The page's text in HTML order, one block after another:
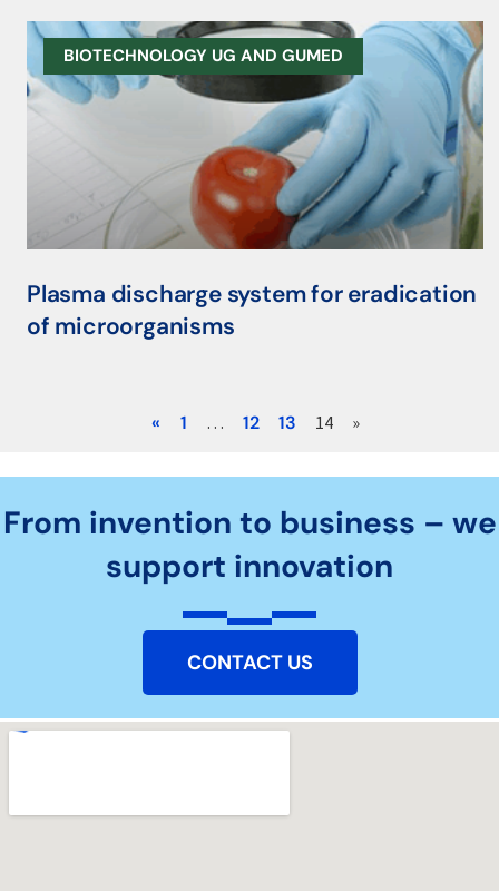
BIOTECHNOLOGY UG AND GUMED
Plasma discharge system for eradication
of microorganisms
« 1 … 12 13 14 »
From invention to business – we
support innovation
CONTACT US